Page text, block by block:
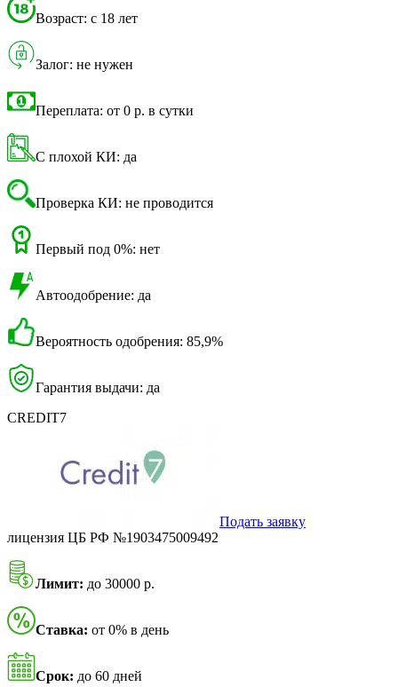
Возраст: с 18 лет
Залог: не нужен
Переплата: от 0 р. в сутки
С плохой КИ: да
Проверка КИ: не проводится
Первый под 0%: нет
Автоодобрение: да
Вероятность одобрения: 85,9%
Гарантия выдачи: да
CREDIT7
Подать заявку
лицензия ЦБ РФ №1903475009492
Лимит: до 30000 р.
Ставка: от 0% в день
Срок: до 60 дней